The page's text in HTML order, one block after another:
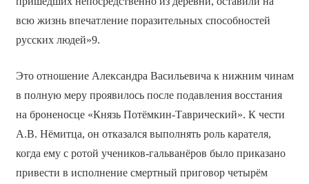
всю жизнь впечатление поразительных способностей
русских людей»9.
Это отношение Александра Васильевича к нижним чинам
в полную меру проявилось после подавления восстания
на броненосце «Князь Потёмкин-Таврический». К чести
А.В. Нёмитца, он отказался выполнять роль карателя,
когда ему с ротой учеников-гальванёров было приказано
привести в исполнение смертный приговор четырём